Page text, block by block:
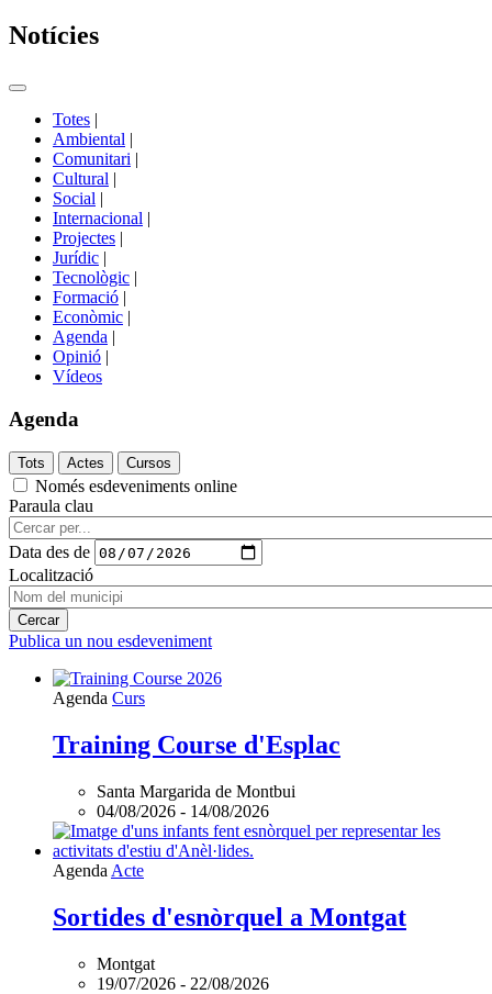
Notícies
Commutador
portals
Totes |
Ambiental |
Comunitari |
Cultural |
Social |
Internacional |
Projectes |
Jurídic |
Tecnològic |
Formació |
Econòmic |
Agenda |
Opinió |
Vídeos
Agenda
Només esdeveniments online
Paraula clau
Data des de
Localització
Publica un nou esdeveniment
Agenda Curs
Training Course d'Esplac
Santa Margarida de Montbui
04/08/2026 - 14/08/2026
Agenda Acte
Sortides d'esnòrquel a Montgat
Montgat
19/07/2026 - 22/08/2026